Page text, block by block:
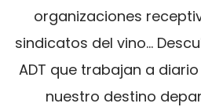
organizaciones
sindicatos del vino...
ADT que trabajan a
nuestro destino